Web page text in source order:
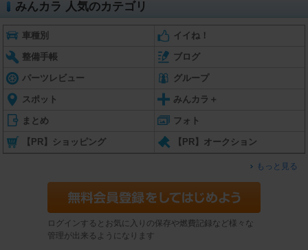
みんカラ 人気のカテゴリ
車種別 イイね！
整備手帳 ブログ
パーツレビュー グループ
スポット みんカラ＋
まとめ フォト
【PR】ショッピング 【PR】オークション
もっと見る
ログインするとお気に入りの保存や燃費記録など様々な
管理が出来るようになります